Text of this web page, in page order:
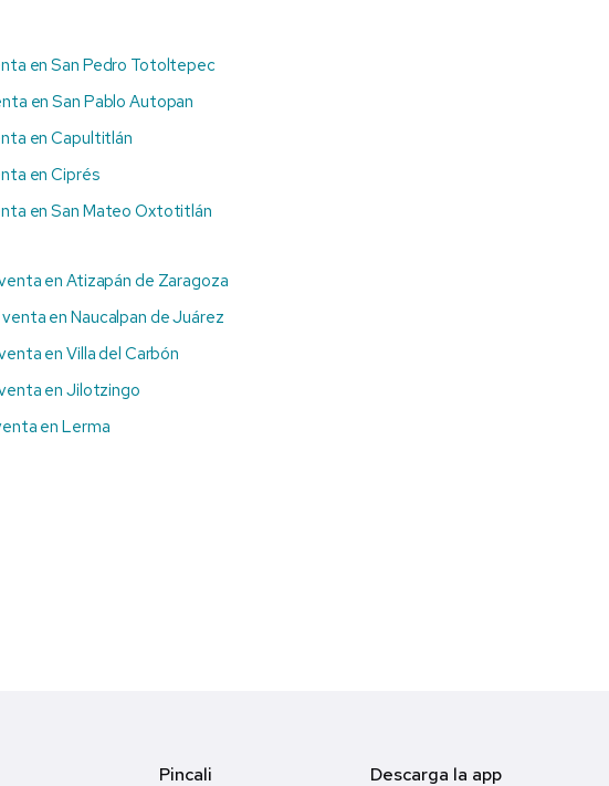
en San Pedro Totoltepec
en San Pablo Autopan
en Capultitlán
en Ciprés
en San Mateo Oxtotitlán
en Atizapán de Zaragoza
en Naucalpan de Juárez
en Villa del Carbón
en Jilotzingo
en Lerma
Pincali Descarga la app